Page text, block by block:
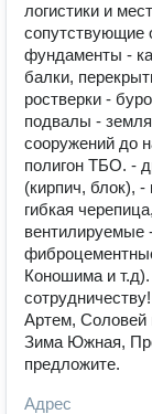
логистики и
сопутствующие
фундаменты -
балки,
ростверки -
подвалы -
сооружений до
полигон ТБО. -
(кирпич, блок),
гибкая
вентилируемые
Коношима и
Артем,
Зима Южная,
предложите.
Адрес